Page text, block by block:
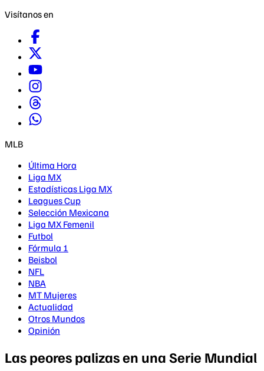
Visítanos en
MLB
Última Hora
Liga MX
Estadísticas Liga MX
Leagues Cup
Selección Mexicana
Liga MX Femenil
Futbol
Fórmula 1
Beisbol
NFL
NBA
MT Mujeres
Actualidad
Otros Mundos
Opinión
Las peores palizas en una Serie Mundial